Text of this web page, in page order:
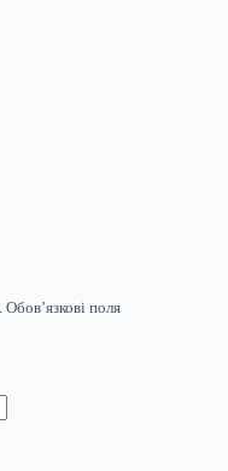
Обов’язкові поля